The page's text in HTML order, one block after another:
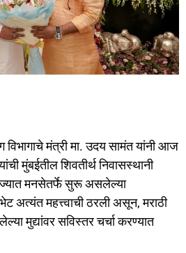
विभागाचे मंत्री मा. उदय सामंत यांनी आज
मुंबईतील शिवतीर्थ निवासस्थानी
मनसेतर्फे सुरू असलेल्या
भेट अत्यंत महत्त्वाची ठरली असून, मराठी
मुद्यांवर सविस्तर चर्चा करण्यात